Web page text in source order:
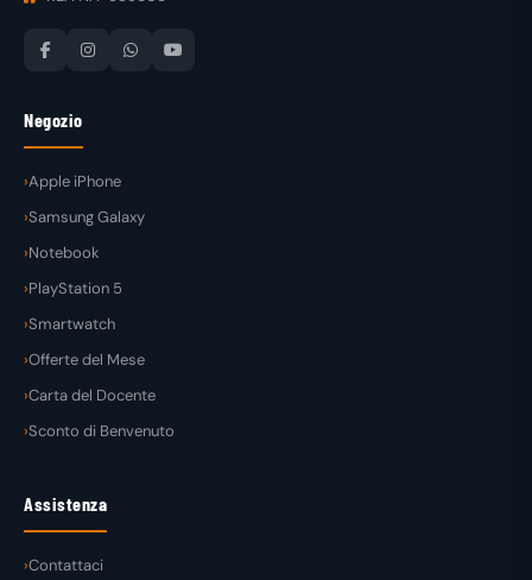
Negozio
Apple iPhone
Samsung Galaxy
Notebook
PlayStation 5
Smartwatch
Offerte del Mese
Carta del Docente
Sconto di Benvenuto
Assistenza
Contattaci